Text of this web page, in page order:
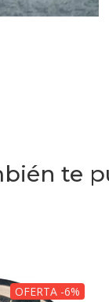
te
OFERTA -6%